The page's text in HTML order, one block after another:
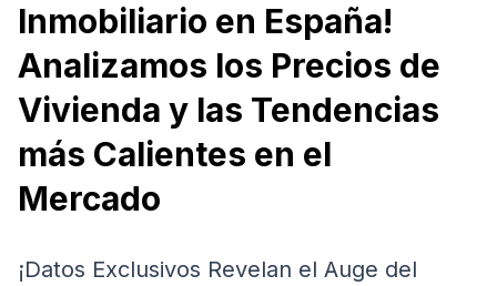
Inmobiliario en España!
Analizamos los Precios de
Vivienda y las Tendencias
más Calientes en el
Mercado
¡Datos Exclusivos Revelan el Auge del